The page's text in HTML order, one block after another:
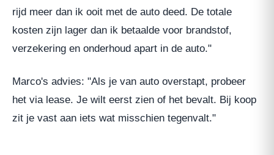
rijd meer dan ik ooit met de auto deed. De totale
kosten zijn lager dan ik betaalde voor brandstof,
verzekering en onderhoud apart in de auto."
Marco's advies: "Als je van auto overstapt, probeer
het via lease. Je wilt eerst zien of het bevalt. Bij koop
zit je vast aan iets wat misschien tegenvalt."